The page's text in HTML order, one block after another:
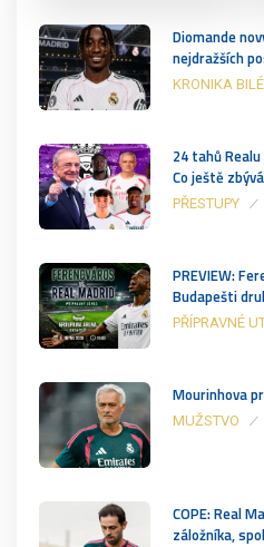
Diomande
nejdražších
KRONIKA
24 tahů
Co ještě
PŘESTUPY
PREVIEW:
Budapešti
PŘÍPRAVNÉ
Mourinhova
MUŽSTVO
COPE: Real
záložníka,